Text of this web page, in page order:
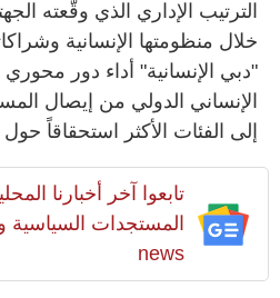
خلال منظومتها الإنسانية
"دبي الإنسانية" أداء دور
الإنساني الدولي من إيصال
إلى الفئات الأكثر استحقاقاً حول
تابعوا آخر أخبارنا
news